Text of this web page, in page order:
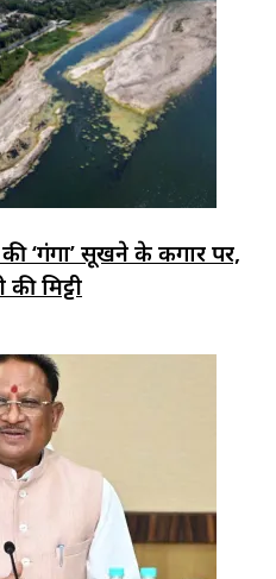
‘गंगा’ सूखने के कगार पर,
मिट्टी